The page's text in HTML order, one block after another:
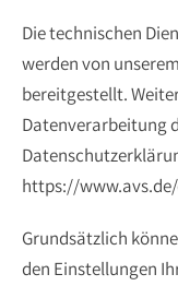
Die technischen
werden von
bereitgestellt.
Datenverarbeitung
https://
Grundsätzlich
den Einstellungen